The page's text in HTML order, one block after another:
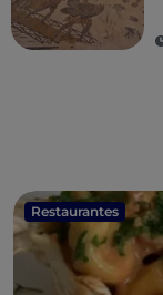
Restaurantes